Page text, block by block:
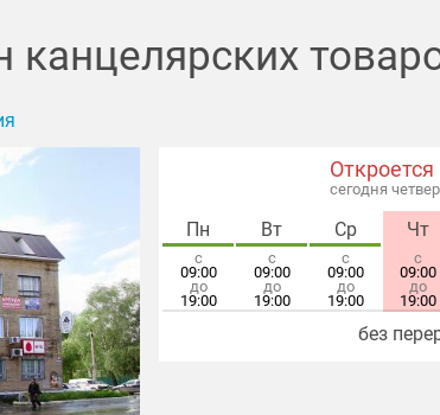
канцелярских
Откроется
сегодня
Пн
с
09:00
до
19:00
Вт
с
09:00
до
19:00
Ср
с
09:00
до
19:00
Чт
с
09:00
до
19:00
без